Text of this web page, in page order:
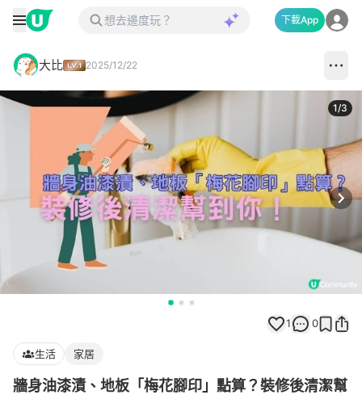
下載App
大比 2025/12/22
1/3
1 0
生活 家居
牆身油漆漬、地板「梅花腳印」點算？裝修後清潔幫